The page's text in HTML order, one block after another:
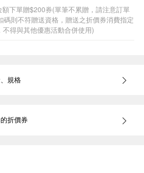
下單贈$200券(單筆不累贈，請注意訂單
碼則不符贈送資格，贈送之折價券消費指定
得與其他優惠活動合併使用)
規格
折價券